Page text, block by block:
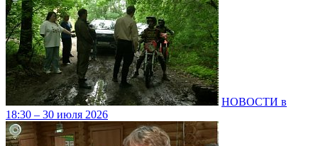
НОВОСТИ в
18:30 – 30 июля 2026